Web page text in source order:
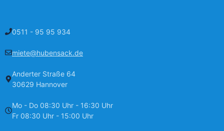
0511 - 95 95 934
miete@hubensack.de
Anderter Straße 64
30629 Hannover
Mo - Do 08:30 Uhr - 16:30 Uhr
Fr 08:30 Uhr - 15:00 Uhr